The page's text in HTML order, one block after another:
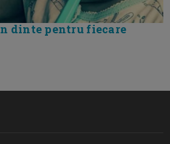
dinte pentru fiecare